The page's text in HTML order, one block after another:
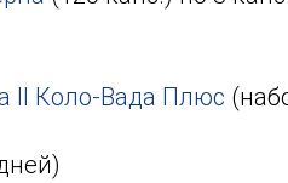
II Коло-Вада Плюс